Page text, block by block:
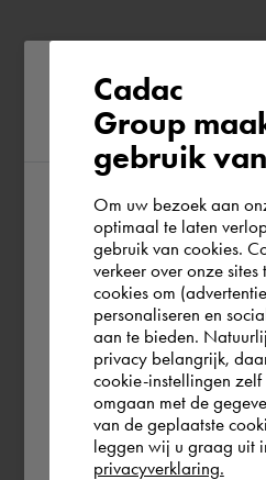
Please confirm
region
According to us you
the world. Please
you wish to shop.
Deutschland
Rest of the world
Cadac
Group
gebruik
Om uw bezoek aan
optimaal te laten
gebruik van cookies.
verkeer over onze sites
cookies om
personaliseren en
aan te bieden.
privacy belangrijk,
cookie-instellingen
omgaan met de
van de geplaatste
leggen wij u graag uit
privacyverklaring.